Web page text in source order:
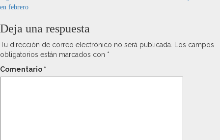
en febrero
Deja una respuesta
Tu dirección de correo electrónico no será publicada. Los campos
obligatorios están marcados con *
Comentario *